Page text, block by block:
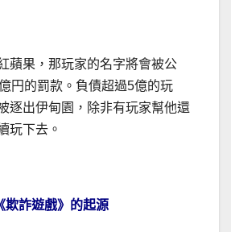
蘋果，那玩家的名字將會被公
円的罰款。負債超過5億的玩
逐出伊甸園，除非有玩家幫他還
玩下去。
《欺詐遊戲》的起源